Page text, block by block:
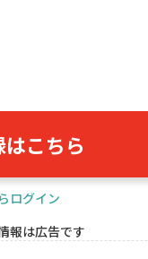
こちら
ログイン
報は広告です